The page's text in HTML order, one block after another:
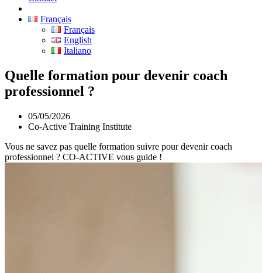
Français
Français
English
Italiano
Quelle formation pour devenir coach
professionnel ?
05/05/2026
Co-Active Training Institute
Vous ne savez pas quelle formation suivre pour devenir coach
professionnel ? CO-ACTIVE vous guide !